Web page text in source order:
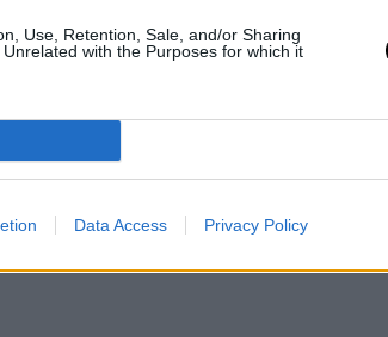
Use, Retention, Sale, and/or Sharing
with the Purposes for which it
Data Access Privacy Policy
Watson
abanico de franquicias candidatas a tres.